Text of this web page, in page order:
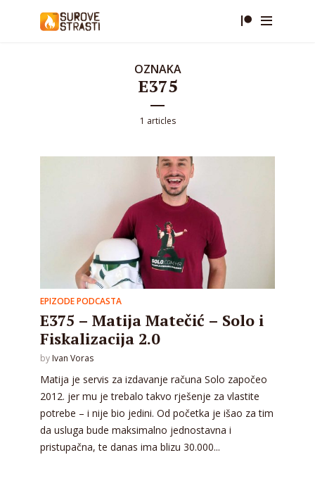
OZNAKA
E375
1 articles
EPIZODE PODCASTA
E375 – Matija Matečić – Solo i
Fiskalizacija 2.0
by Ivan Voras
Matija je servis za izdavanje računa Solo započeo
2012. jer mu je trebalo takvo rješenje za vlastite
potrebe – i nije bio jedini. Od početka je išao za tim
da usluga bude maksimalno jednostavna i
pristupačna, te danas ima blizu 30.000...